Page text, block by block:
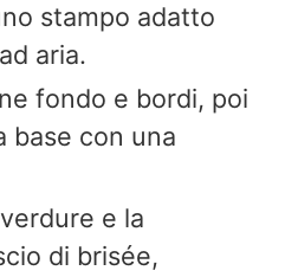
stampo adatto
aria.
fondo e bordi, poi
base con una
e la
di brisée,